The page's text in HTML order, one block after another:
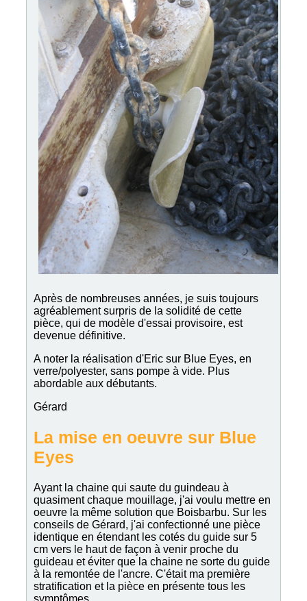
Après de nombreuses années, je suis toujours
agréablement surpris de la solidité de cette
pièce, qui de modèle d'essai provisoire, est
devenue définitive.
A noter la réalisation d'Eric sur Blue Eyes, en
verre/polyester, sans pompe à vide. Plus
abordable aux débutants.
Gérard
La mise en oeuvre sur Blue
Eyes
Ayant la chaine qui saute du guindeau à
quasiment chaque mouillage, j'ai voulu mettre en
oeuvre la même solution que Boisbarbu. Sur les
conseils de Gérard, j'ai confectionné une pièce
identique en étendant les cotés du guide sur 5
cm vers le haut de façon à venir proche du
guideau et éviter que la chaine ne sorte du guide
à la remontée de l'ancre. C'était ma première
stratification et la pièce en présente tous les
symptômes.